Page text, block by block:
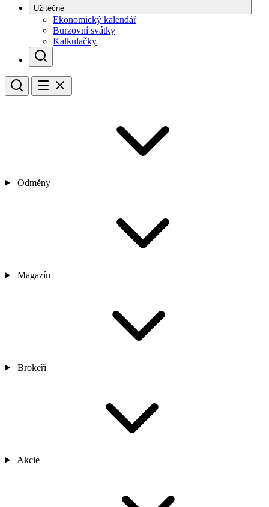
Užitečné
Ekonomický kalendář
Burzovní svátky
Kalkulačky
Odměny
Magazín
Brokeři
Akcie